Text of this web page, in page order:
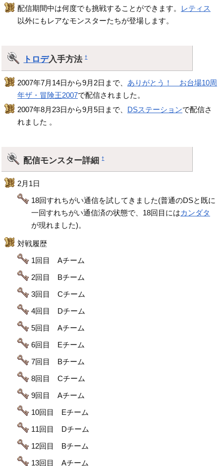
配信期間中は何度でも挑戦することができます。
レティス
以外にもレアなモンスターたちが登場します。
トロデ入手方法†
2007年7月14日から9月2日まで、 ありがとう！ お台場10周
年ザ・冒険王2007で配信されました。
2007年8月23日から9月5日まで、 DSステーションで配信さ
れました 。
配信モンスター詳細†
2月1日
18回すれちがい通信を試してきました(普通のDSと既に
一回すれちがい通信済の状態で、18回目にはカンダタ
が現れました)。
対戦履歴
1回目 Aチーム
2回目 Bチーム
3回目 Cチーム
4回目 Dチーム
5回目 Aチーム
6回目 Eチーム
7回目 Bチーム
8回目 Cチーム
9回目 Aチーム
10回目 Eチーム
11回目 Dチーム
12回目 Bチーム
13回目 Aチーム